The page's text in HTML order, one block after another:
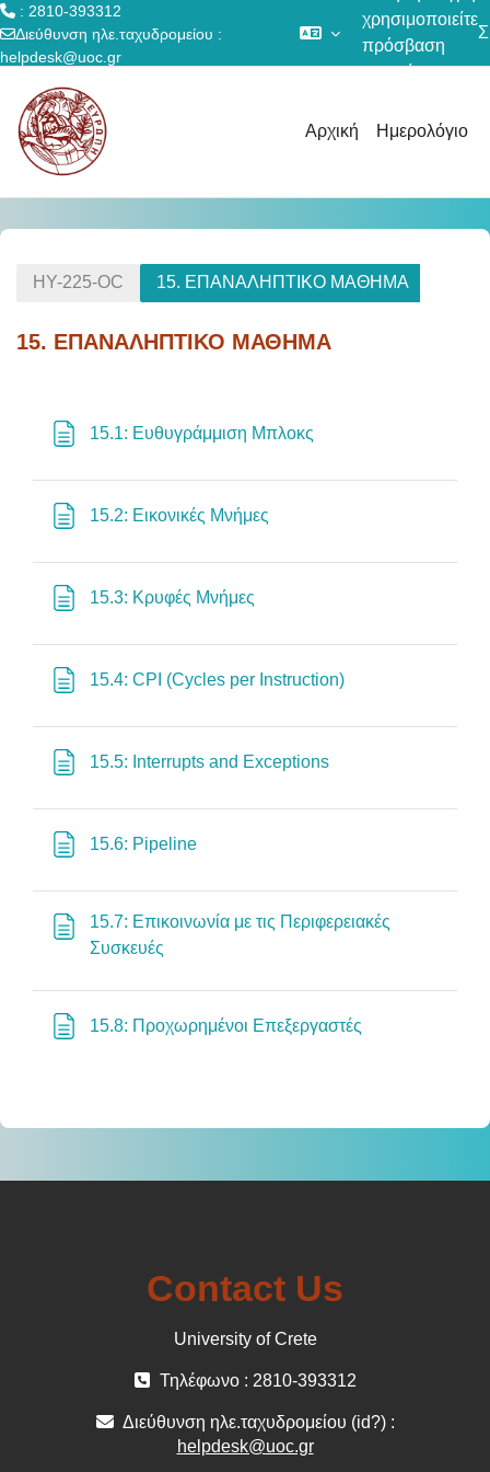
: 2810-393312
Διεύθυνση ηλε.ταχυδρομείου :
helpdesk@uoc.gr
χρησιμοποιείτε
πρόσβαση
επισκέπτη
Αρχική Ημερολόγιο
ΗΥ-225-OC 15. ΕΠΑΝΑΛΗΠΤΙΚΟ ΜΑΘΗΜΑ
15. ΕΠΑΝΑΛΗΠΤΙΚΟ ΜΑΘΗΜΑ
15.1: Ευθυγράμμιση Μπλοκς
15.2: Εικονικές Μνήμες
15.3: Κρυφές Μνήμες
15.4: CPI (Cycles per Instruction)Σελίδα
15.5: Interrupts and ExceptionsΣελίδα
15.6: PipelineΣελίδα
15.7: Επικοινωνία με τις Περιφερειακές
Συσκευές
15.8: Προχωρημένοι Επεξεργαστές
Contact Us
University of Crete
Τηλέφωνο : 2810-393312
Διεύθυνση ηλε.ταχυδρομείου (id?) :
helpdesk@uoc.gr